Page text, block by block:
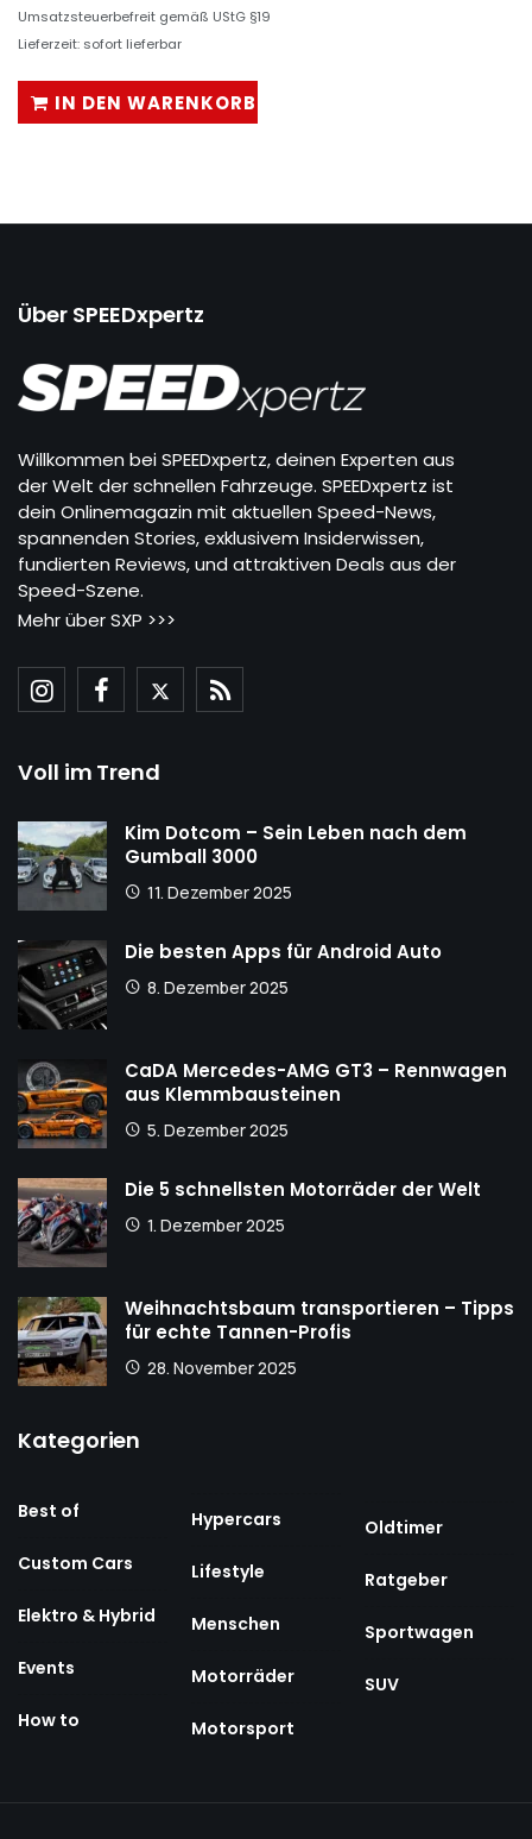
Umsatzsteuerbefreit gemäß UStG §19
Lieferzeit: sofort lieferbar
IN DEN WARENKORB
Über SPEEDxpertz
Willkommen bei SPEEDxpertz, deinen Experten aus
der Welt der schnellen Fahrzeuge. SPEEDxpertz ist
dein Onlinemagazin mit aktuellen Speed-News,
spannenden Stories, exklusivem Insiderwissen,
fundierten Reviews, und attraktiven Deals aus der
Speed-Szene.
Mehr über SXP >>>
Voll im Trend
Kim Dotcom – Sein Leben nach dem
Gumball 3000
11. Dezember 2025
Die besten Apps für Android Auto
8. Dezember 2025
CaDA Mercedes-AMG GT3 – Rennwagen
aus Klemmbausteinen
5. Dezember 2025
Die 5 schnellsten Motorräder der Welt
1. Dezember 2025
Weihnachtsbaum transportieren – Tipps
für echte Tannen-Profis
28. November 2025
Kategorien
Best of
Custom Cars
Elektro & Hybrid
Events
How to
Hypercars
Lifestyle
Menschen
Motorräder
Motorsport
Oldtimer
Ratgeber
Sportwagen
SUV